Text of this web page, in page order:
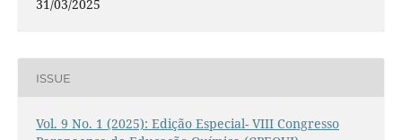
31/03/2025
ISSUE
Vol. 9 No. 1 (2025): Edição Especial- VIII Congresso